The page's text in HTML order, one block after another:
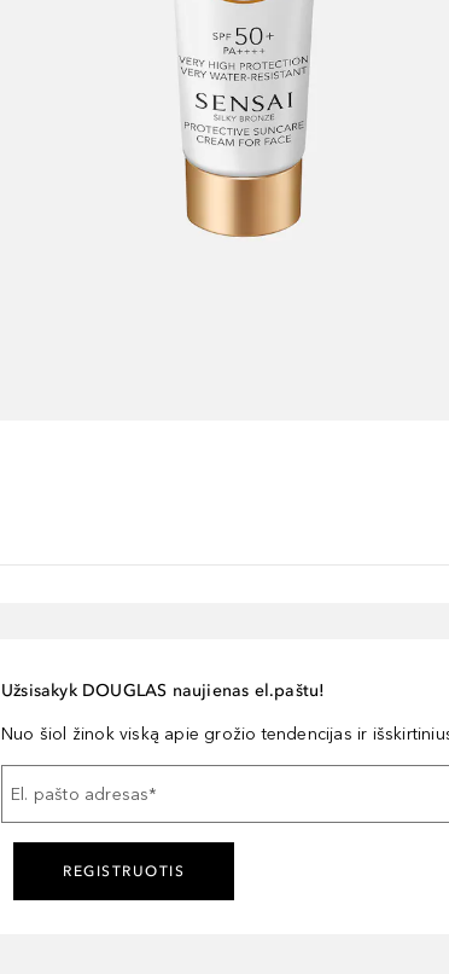
Užsisakyk DOUGLAS naujienas el.paštu!
Nuo šiol žinok viską apie grožio tendencijas ir
El. pašto adresas*
REGISTRUOTIS